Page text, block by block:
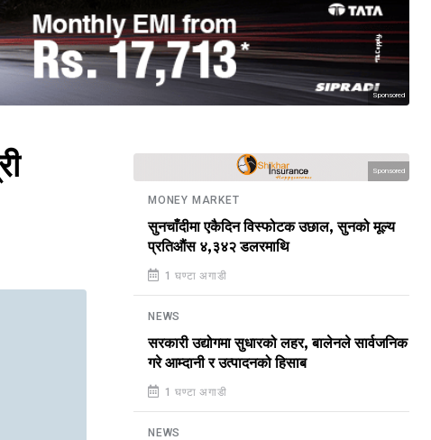
Sponsored
Sponsored
MONEY MARKET
सुनचाँदीमा एकैदिन विस्फोटक उछाल, सुनको मूल्य
प्रतिऔंस ४,३४२ डलरमाथि
1 घण्टा अगाडी
NEWS
सरकारी उद्योगमा सुधारको लहर, बालेनले सार्वजनिक
गरे आम्दानी र उत्पादनको हिसाब
1 घण्टा अगाडी
NEWS